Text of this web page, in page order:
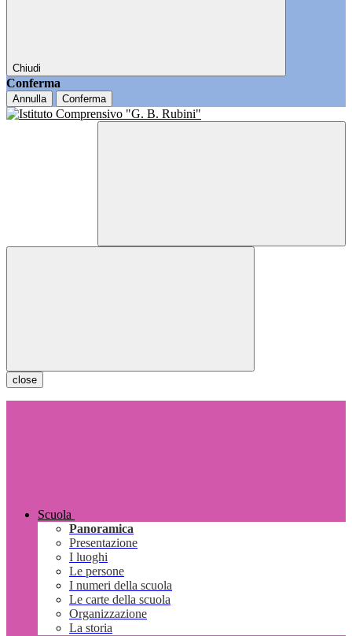
Chiudi
Conferma
Annulla Conferma
close
Scuola
Panoramica
Presentazione
I luoghi
Le persone
I numeri della scuola
Le carte della scuola
Organizzazione
La storia